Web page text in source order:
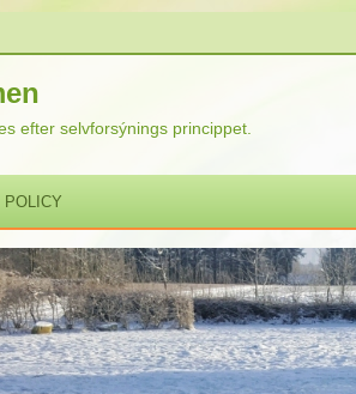
efter selvforsýnings princippet.
POLICY